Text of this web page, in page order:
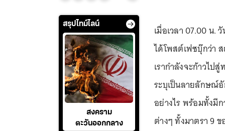
สรุปไทม์ไลน์
สงคราม
ตะวันออกกลาง
เมื่อเวลา 07.00 น.
ได้โพสต์เฟซบุ๊กว่า
เรากำลังจะก้าวไ
ระบุเป็นลายลักษณ์
อย่างไร พร้อมทั้งมี
ต่างๆ ทั้งมาตรา 9